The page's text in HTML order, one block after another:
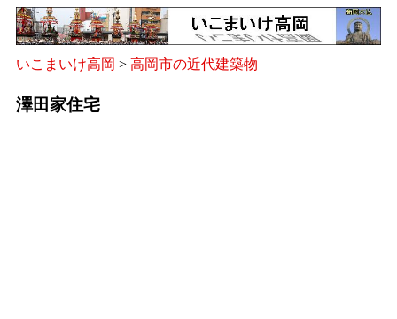
いこまいけ高岡 > 高岡市の近代建築物
澤田家住宅